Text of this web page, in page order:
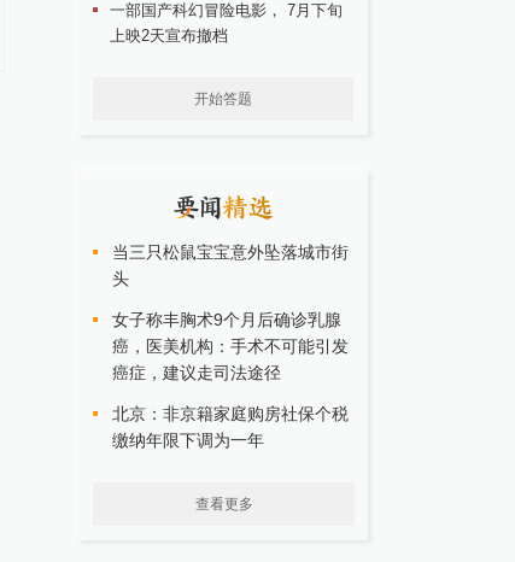
部，对上海天气有何影响？
鼠掉在滚烫的路面上，
一部国产科幻冒险电影， 7月下旬
上映2天宣布撤档
开始答题
当三只松鼠宝宝意外坠落城市街
头
女子称丰胸术9个月后确诊乳腺
癌，医美机构：手术不可能引发
癌症，建议走司法途径
北京：非京籍家庭购房社保个税
缴纳年限下调为一年
查看更多